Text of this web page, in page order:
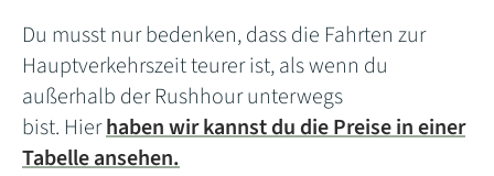
Du musst nur bedenken, dass die Fahrten zur
Hauptverkehrszeit teurer ist, als wenn du
außerhalb der Rushhour unterwegs
bist. Hierhaben wir kannst du die Preise in einer
Tabelle ansehen.